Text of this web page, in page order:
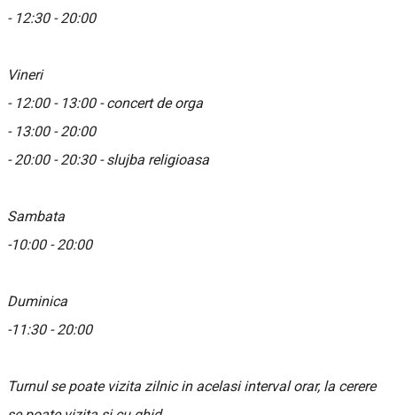
- 12:30 - 20:00
Vineri
- 12:00 - 13:00 - concert de orga
- 13:00 - 20:00
- 20:00 - 20:30 - slujba religioasa
Sambata
-10:00 - 20:00
Duminica
-11:30 - 20:00
Turnul se poate vizita zilnic in acelasi interval orar, la cerere